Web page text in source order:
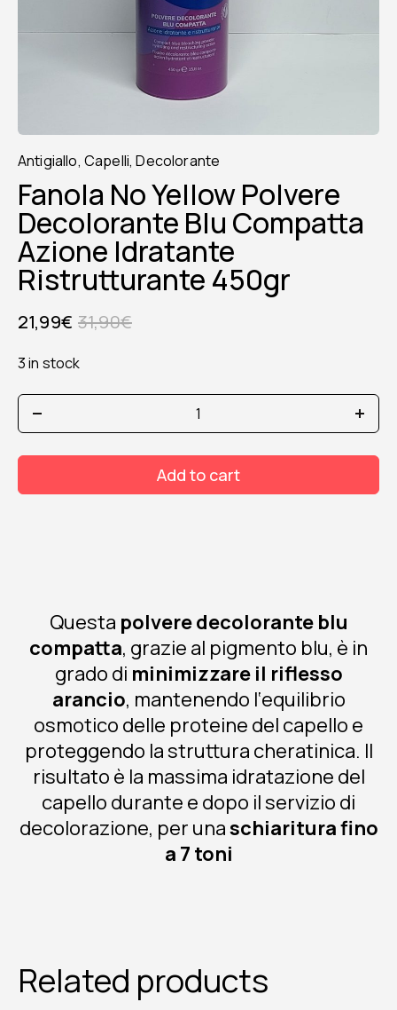
Antigiallo, Capelli,Decolorante
Fanola No Yellow Polvere
Decolorante Blu Compatta
Azione Idratante
Ristrutturante 450gr
31,90€
21,99€
3 in stock
fanola
no
polvere
blu
Add to cart
Questa polvere decolorante blu
compatta, grazie al pigmento blu, è in
grado di minimizzare il riflesso
arancio, mantenendo l‘equilibrio
osmotico delle proteine del capello e
proteggendo la struttura cheratinica. Il
risultato è la massima idratazione del
capello durante e dopo il servizio di
decolorazione, per unaschiaritura fino
a 7 toni
Related products